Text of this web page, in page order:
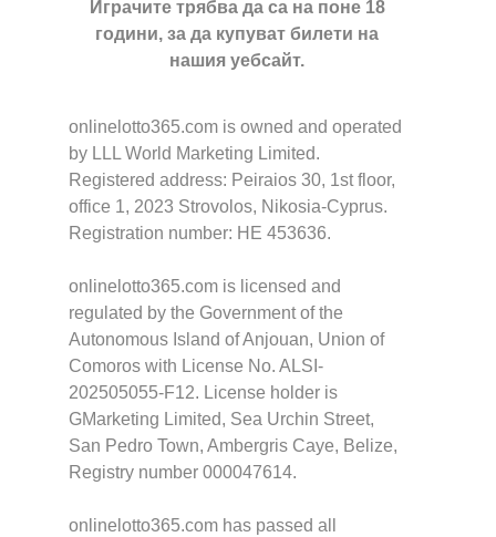
Играчите трябва да са на поне 18
години, за да купуват билети на
нашия уебсайт.
onlinelotto365.com is owned and operated
by LLL World Marketing Limited.
Registered address: Peiraios 30, 1st floor,
office 1, 2023 Strovolos, Nikosia-Cyprus.
Registration number: HE 453636.
onlinelotto365.com is licensed and
regulated by the Government of the
Autonomous Island of Anjouan, Union of
Comoros with License No. ALSI-
202505055-F12. License holder is
GMarketing Limited, Sea Urchin Street,
San Pedro Town, Ambergris Caye, Belize,
Registry number 000047614.
onlinelotto365.com has passed all